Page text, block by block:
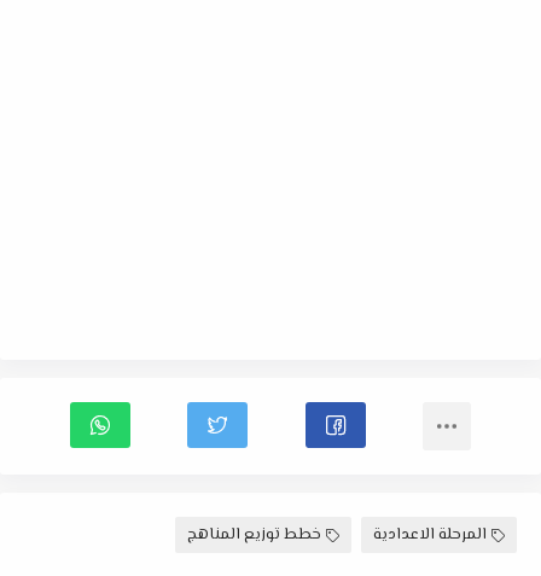
المرحلة الاعدادية خطط توزيع المناهج